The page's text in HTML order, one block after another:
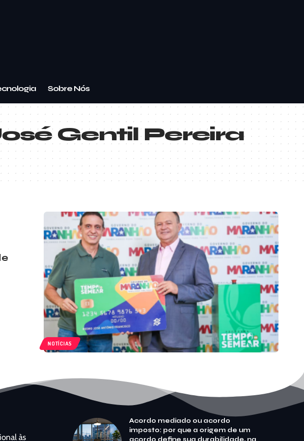
Sobre Nós
Gentil Pereira
NOTÍCIAS
às
Acordo mediado ou acordo
imposto: por que a origem de um